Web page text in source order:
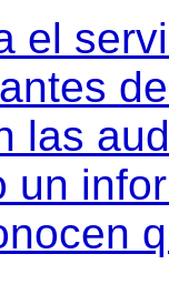
el
las
un